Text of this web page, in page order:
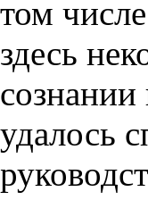
том
здесь
удалось